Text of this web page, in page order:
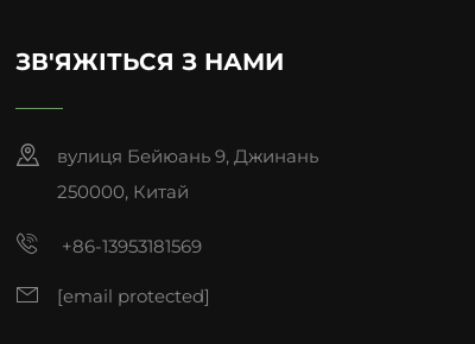
ЗВ'ЯЖІТЬСЯ З НАМИ
вулиця Бейюань 9, Джинань
250000, Китай
+86-13953181569
[email protected]